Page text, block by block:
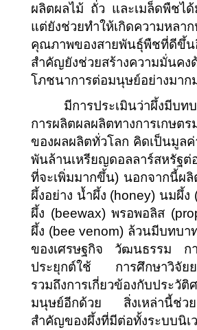
ผลิตผลไม้ ถั่ว และเมล็ดพืชได้
แต่ยังช่วยทำให้เกิดความหลา
คุณภาพของสายพันธุ์พืชที่ดีขึ้
สำคัญยังช่วยสร้างความมั่นคง
โภชนาการต่อมนุษย์อย่างมาก
มีการประเมินว่าผึ้งมีบท
การผลิตผลผลิตทางการเกษต
ของผลผลิตทั่วโลก คิดเป็นมูลค่
พันล้านเหรียญดอลลาร์สหรัฐ
ที่จะเพิ่มมากขึ้น) นอกจากนี้ผ
ผึ้งอย่าง น้ำผึ้ง (honey) นมผึ้ง
ผึ้ง (beewax) พรอพอลิส
ผึ้ง (bee venom) ล้วนมีบทบา
ของเศรษฐกิจ วัฒนธรรม ก
ประยุกต์ใช้ การศึกษาวิจัย
รวมถึงการเกี่ยวข้องกับประวัติ
มนุษย์อีกด้วย สิ่งเหล่านี้ช่วย
สำคัญของผึ้งที่มีต่อทั้งระบบนิเ